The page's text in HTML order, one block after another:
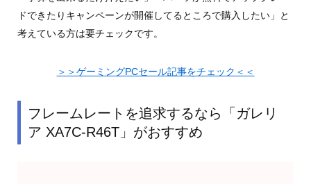
ドできたりキャンペーンが開催してるところで購入したい」と
考えている方は要チェックです。
＞＞ゲーミングPCセール記事をチェック＜＜
フレームレートを追求するなら「ガレリ
ア XA7C-R46T」がおすすめ